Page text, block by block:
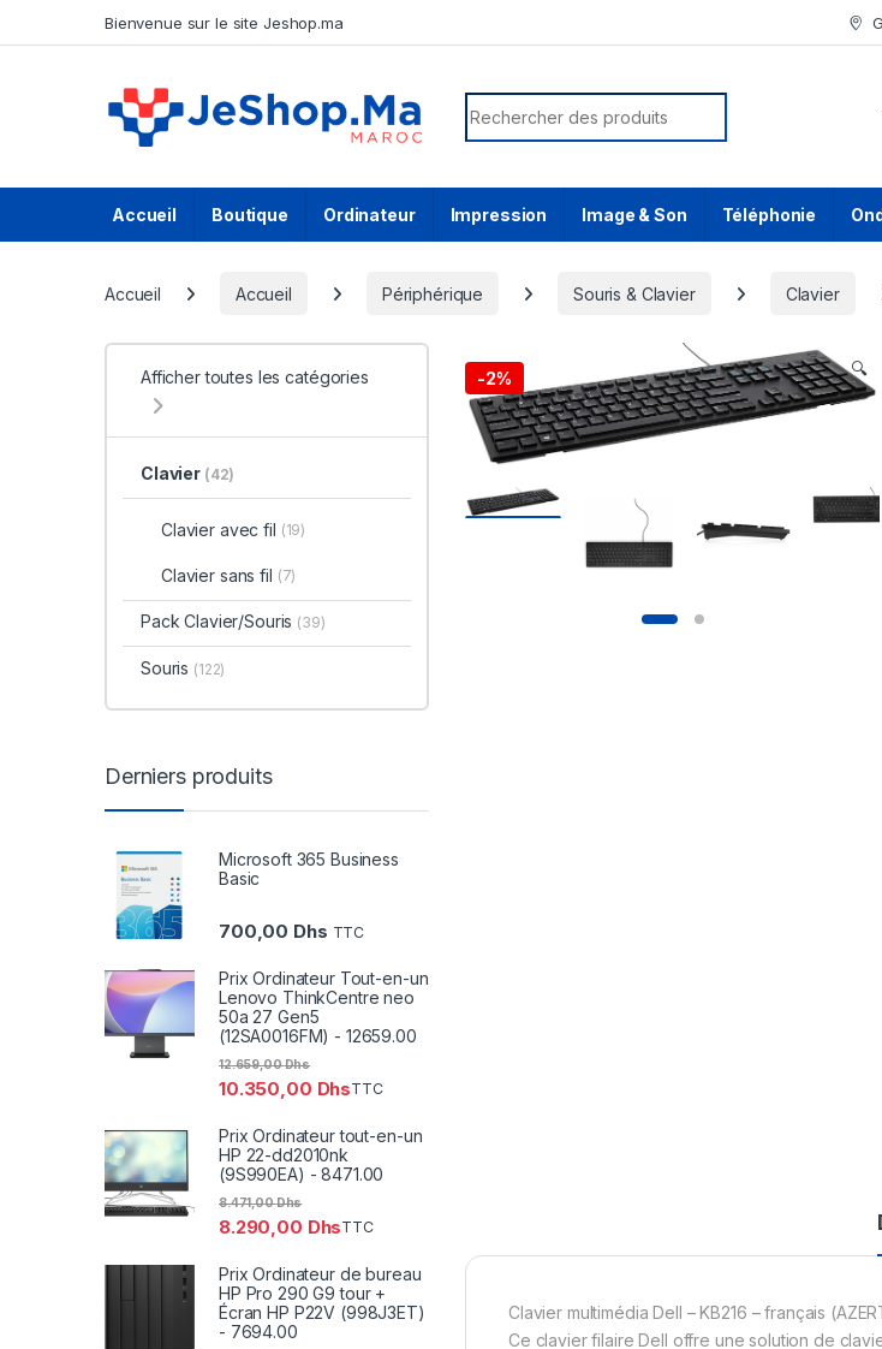
Bienvenue sur le site Jeshop.ma
Search for:
Accueil Boutique Ordinateur Impression Image & Son Téléphonie
Accueil Accueil Périphérique Souris & Clavier Clavier
-2% 🔍
Clavier multimédia Dell – KB216 – français
Ce clavier filaire Dell offre une solution de
Afficher toutes les catégories
Clavier (42)
Clavier avec fil (19)
Clavier sans fil (7)
Pack Clavier/Souris (39)
Souris (122)
Derniers produits
Microsoft 365 Business
Basic
700,00 Dhs TTC
Prix Ordinateur Tout-en-un
Lenovo ThinkCentre neo
50a 27 Gen5
(12SA0016FM) - 12659.00
10.350,00 Dhs
12.659,00Dhs
TTC
Prix Ordinateur tout-en-un
HP 22-dd2010nk
(9S990EA) - 8471.00
8.290,00 Dhs
8.471,00Dhs
TTC
Prix Ordinateur de bureau
HP Pro 290 G9 tour +
Écran HP P22V (998J3ET)
- 7694.00